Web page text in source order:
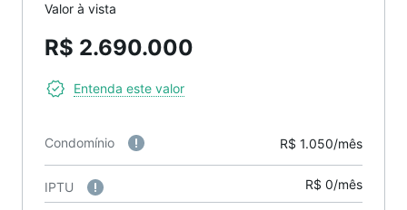
Valor à vista
R$ 2.690.000
Entenda este valor
Condomínio R$ 1.050/mês
IPTU R$ 0/mês